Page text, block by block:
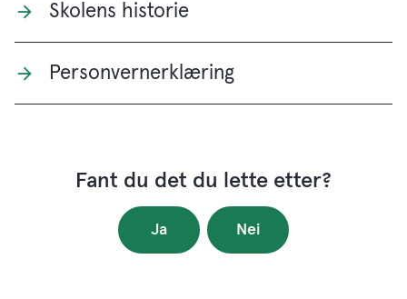
Skolens historie
Personvernerklæring
Fant du det du lette etter?
Ja Nei